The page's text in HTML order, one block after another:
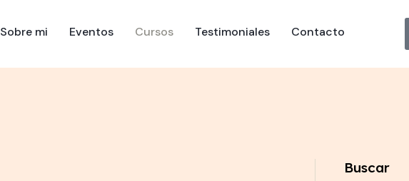
Sobre mi Eventos Cursos Testimoniales Contacto
Buscar